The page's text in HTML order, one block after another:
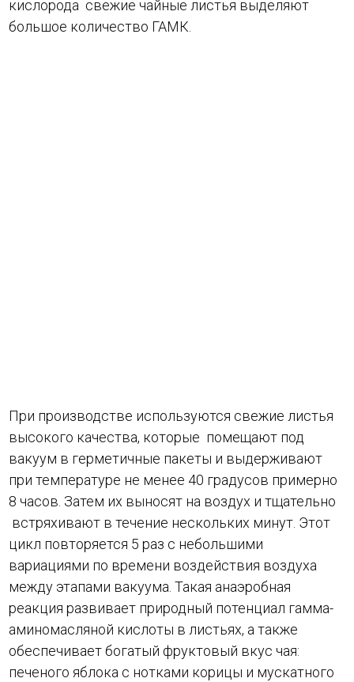
кислорода свежие чайные листья выделяют
большое количество ГАМК.
При производстве используются свежие листья
высокого качества, которые помещают под
вакуум в герметичные пакеты и выдерживают
при температуре не менее 40 градусов примерно
8 часов. Затем их выносят на воздух и тщательно
встряхивают в течение нескольких минут. Этот
цикл повторяется 5 раз с небольшими
вариациями по времени воздействия воздуха
между этапами вакуума. Такая анаэробная
реакция развивает природный потенциал гамма-
аминомасляной кислоты в листьях, а также
обеспечивает богатый фруктовый вкус чая:
печеного яблока с нотками корицы и мускатного